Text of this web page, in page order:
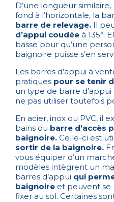
D’une longueur
fond à l’horizontale, la
barre de relevage. Il
d’appui coudée à 135°.
basse pour qu’une
baignoire puisse s’en
Les barres d’appui à
pratiques pour se tenir
un type de barre
ne pas utiliser toutefois
En acier, inox ou PVC, il
bains ou barre d’accès
baignoire. Celle-ci est
sortir de la baignoire.
vous équiper d’un
modèles intègrent un
barres d’appui qui
baignoire et peuvent se
fixer au sol. Certaines